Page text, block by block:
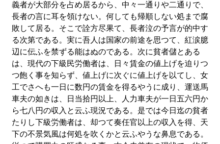
義者が大部分を占め居るから、中々一通りや二通りで、
長者の言に耳を領けない。何しても帰順しない処まで腐
敗して居る。そこで詮方尽果て、長者泣の予言が的中す
る次第である。実に吾人は国家の前途を思つて、紅涙臆
辺に伝ふを禁ずる能はぬのである。次に貧者儲とある
は、現代の下級民労働者は、日々賃金の値上げを迫りつ
つ飽く事を知らず、値上げに次ぐに値上げを以てし、女
工でさへも一日に数円の賃金を得るやうに成り、運送馬
車夫の如きは、日当拾円以上、人力車夫が一日五六円か
ら七八円の収入と云ふ現況である。是では今日迄の貧者
たりし下級労働者は、却つて奏任官以上の収入を得、天
下の不景気風は何処を吹くかと云ふやうな鼻息である。